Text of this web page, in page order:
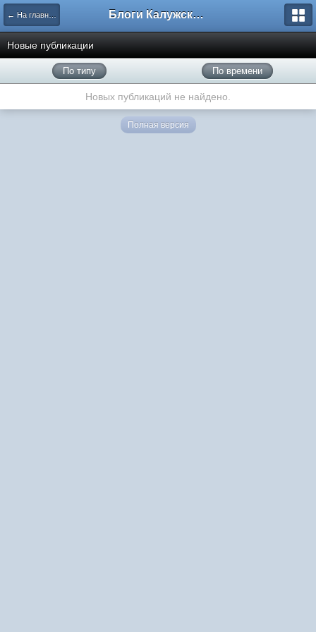
← На главную Блоги Калужского перекрестка
Новые публикации
По типу По времени
Новых публикаций не найдено.
Полная версия